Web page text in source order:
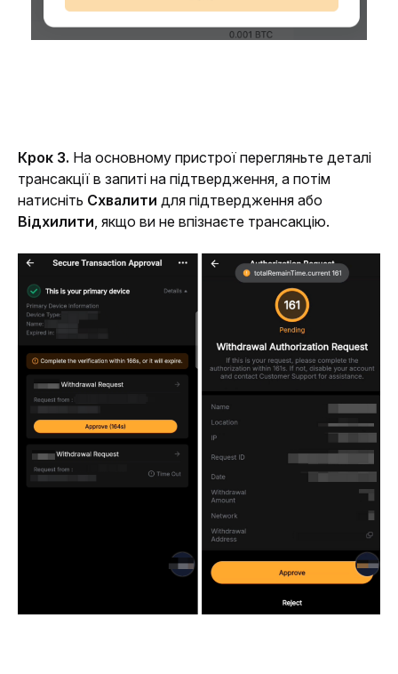
Крок 3. На основному пристрої перегляньте деталі
трансакції в запиті на підтвердження, а потім
натисніть Схвалити
Відхилити , якщо ви не впізнаєте трансакцію.